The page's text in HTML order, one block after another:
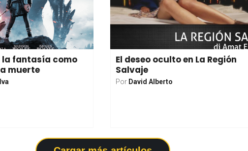
la fantasía como
muerte
El deseo oculto en La Región
Salvaje
Por David Alberto